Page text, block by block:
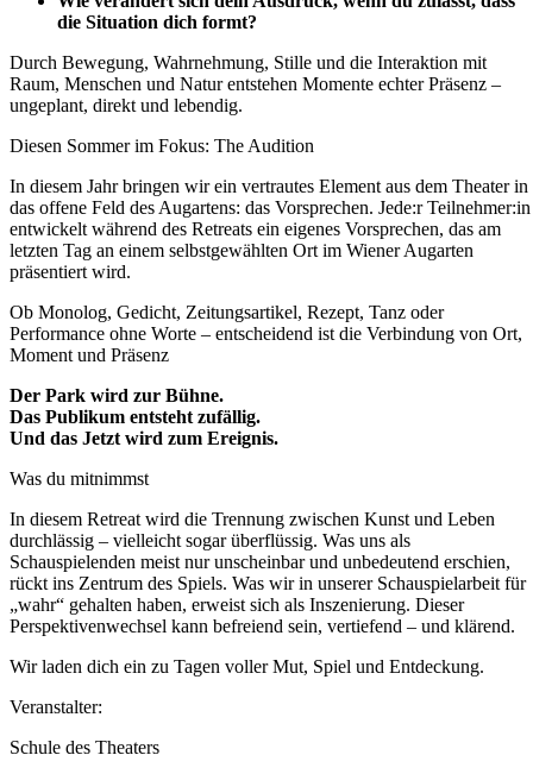
die Situation dich formt?
Durch Bewegung, Wahrnehmung, Stille und die Interaktion mit
Raum, Menschen und Natur entstehen Momente echter Präsenz –
ungeplant, direkt und lebendig.
Diesen Sommer im Fokus: The Audition
In diesem Jahr bringen wir ein vertrautes Element aus dem Theater in
das offene Feld des Augartens: das Vorsprechen. Jede:r Teilnehmer:in
entwickelt während des Retreats ein eigenes Vorsprechen, das am
letzten Tag an einem selbstgewählten Ort im Wiener Augarten
präsentiert wird.
Ob Monolog, Gedicht, Zeitungsartikel, Rezept, Tanz oder
Performance ohne Worte – entscheidend ist die Verbindung von Ort,
Moment und Präsenz
Der Park wird zur Bühne.
Das Publikum entsteht zufällig.
Und das Jetzt wird zum Ereignis.
Was du mitnimmst
In diesem Retreat wird die Trennung zwischen Kunst und Leben
durchlässig – vielleicht sogar überflüssig. Was uns als
Schauspielenden meist nur unscheinbar und unbedeutend erschien,
rückt ins Zentrum des Spiels. Was wir in unserer Schauspielarbeit für
„wahr“ gehalten haben, erweist sich als Inszenierung. Dieser
Perspektivenwechsel kann befreiend sein, vertiefend – und klärend.
Wir laden dich ein zu Tagen voller Mut, Spiel und Entdeckung.
Veranstalter:
Schule des Theaters